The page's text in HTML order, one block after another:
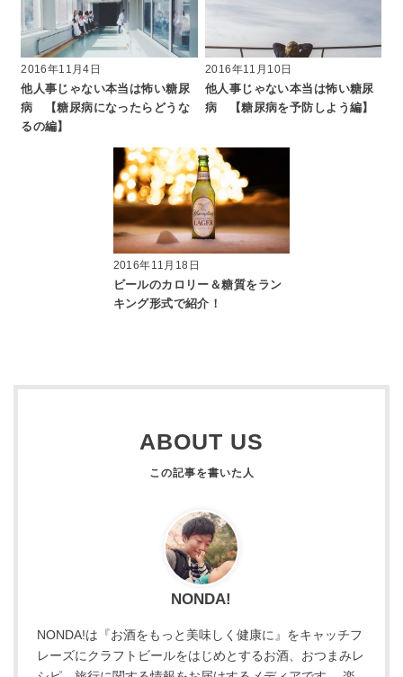
2016年11月4日
他人事じゃない本当は怖い糖尿
病 【糖尿病になったらどうな
るの編】
2016年11月10日
他人事じゃない本当は怖い糖尿
病 【糖尿病を予防しよう編】
2016年11月18日
ビールのカロリー＆糖質をラン
キング形式で紹介！
ABOUT US
NONDA!
NONDA!は『お酒をもっと美味しく健康に』をキャッチフ
レーズにクラフトビールをはじめとするお酒、おつまみレ